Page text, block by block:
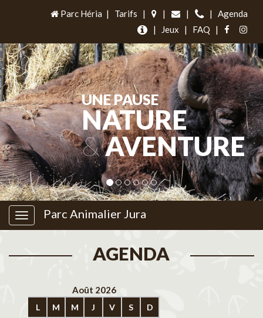
Parc Héria | Tarifs | | | |
Agenda
|
Jeux | FAQ |
UNE PAUSE
NATURE
&AVENTURE
Parc Animalier Jura
AGENDA
Août 2026
L M M J V S D